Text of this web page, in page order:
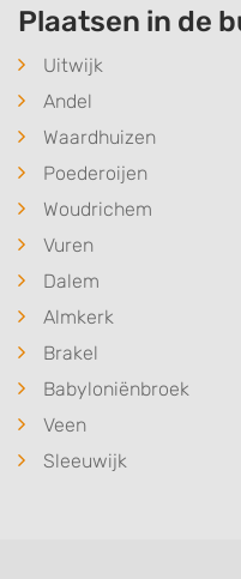
Plaatsen in de
Uitwijk
Andel
Waardhuizen
Poederoijen
Woudrichem
Vuren
Dalem
Almkerk
Brakel
Babyloniënbroek
Veen
Sleeuwijk